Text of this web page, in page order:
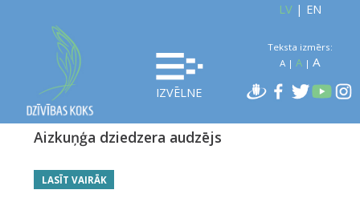
IZVĒLNE
LV| EN
Teksta izmērs:
A| A| A
Aizkuņģa dziedzera audzējs
LASĪT VAIRĀK